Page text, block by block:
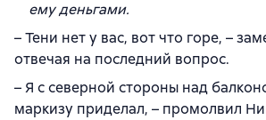
ему деньгами.
– Тени нет у вас, вот что горе, –
отвечая на последний вопрос.
– Я с северной стороны над
маркизу приделал, – промолвил